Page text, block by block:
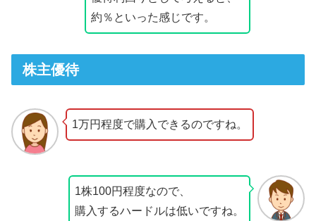
約％といった感じです。
株主優待
1万円程度で購入できるのですね。
1株100円程度なので、
購入するハードルは低いですね。